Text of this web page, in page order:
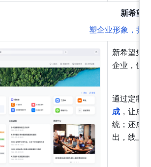
新希望
塑企业形象，扬
新希望集
企业，但
通过定制
成，让成
统；还成功
出，线上